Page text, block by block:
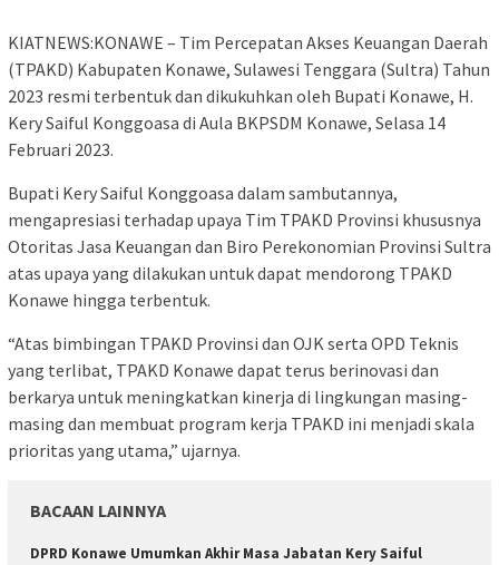
KIATNEWS:KONAWE – Tim Percepatan Akses Keuangan Daerah
(TPAKD) Kabupaten Konawe, Sulawesi Tenggara (Sultra) Tahun
2023 resmi terbentuk dan dikukuhkan oleh Bupati Konawe, H.
Kery Saiful Konggoasa di Aula BKPSDM Konawe, Selasa 14
Februari 2023.
Bupati Kery Saiful Konggoasa dalam sambutannya,
mengapresiasi terhadap upaya Tim TPAKD Provinsi khususnya
Otoritas Jasa Keuangan dan Biro Perekonomian Provinsi Sultra
atas upaya yang dilakukan untuk dapat mendorong TPAKD
Konawe hingga terbentuk.
“Atas bimbingan TPAKD Provinsi dan OJK serta OPD Teknis
yang terlibat, TPAKD Konawe dapat terus berinovasi dan
berkarya untuk meningkatkan kinerja di lingkungan masing-
masing dan membuat program kerja TPAKD ini menjadi skala
prioritas yang utama,” ujarnya.
BACAAN LAINNYA
DPRD Konawe Umumkan Akhir Masa Jabatan Kery Saiful